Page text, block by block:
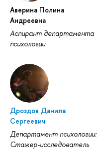
Аверина Полина
Андреевна
Аспирант департамента
психологии
Дроздов Данила
Сергеевич
Департамент психологии:
Стажер-исследователь